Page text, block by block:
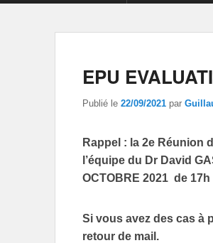
EPU
Publié le 22/09/2021 par
Rappel : la 2e Réunion
l’équipe du Dr David
OCTOBRE 2021 de
Si vous avez des cas à
retour de mail.